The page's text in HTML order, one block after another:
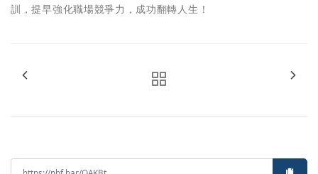
訓，提早強化職場競爭力，成功翻轉人生！